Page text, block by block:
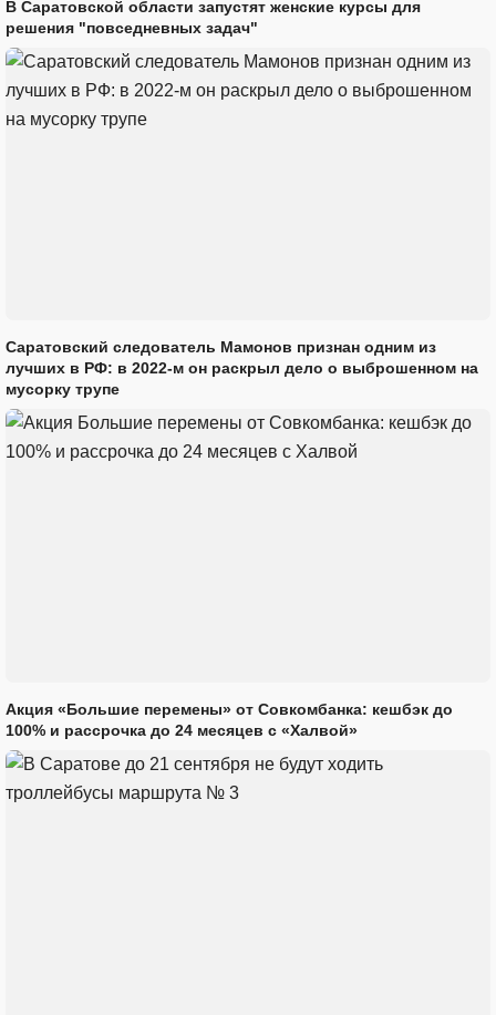
В Саратовской области запустят женские курсы для
решения "повседневных задач"
Саратовский следователь Мамонов признан одним из
лучших в РФ: в 2022-м он раскрыл дело о выброшенном на
мусорку трупе
Акция «Большие перемены» от Совкомбанка: кешбэк до
100% и рассрочка до 24 месяцев с «Халвой»